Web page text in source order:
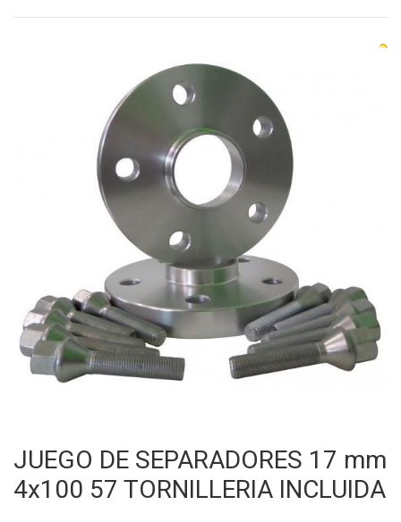
JUEGO DE SEPARADORES 17 mm
4x100 57 TORNILLERIA INCLUIDA